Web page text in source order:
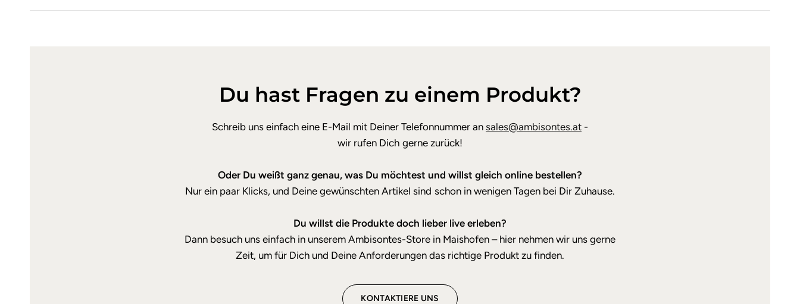
Du hast Fragen zu einem Produkt?
Schreib uns einfach eine E-Mail mit Deiner Telefonnummer an sales@ambisontes.at -
wir rufen Dich gerne zurück!
Oder Du weißt ganz genau, was Du möchtest und willst gleich online bestellen?
Nur ein paar Klicks, und Deine gewünschten Artikel sind schon in wenigen Tagen bei Dir Zuhause.
Du willst die Produkte doch lieber live erleben?
Dann besuch uns einfach in unserem Ambisontes-Store in Maishofen – hier nehmen wir uns gerne
Zeit, um für Dich und Deine Anforderungen das richtige Produkt zu finden.
KONTAKTIERE UNS